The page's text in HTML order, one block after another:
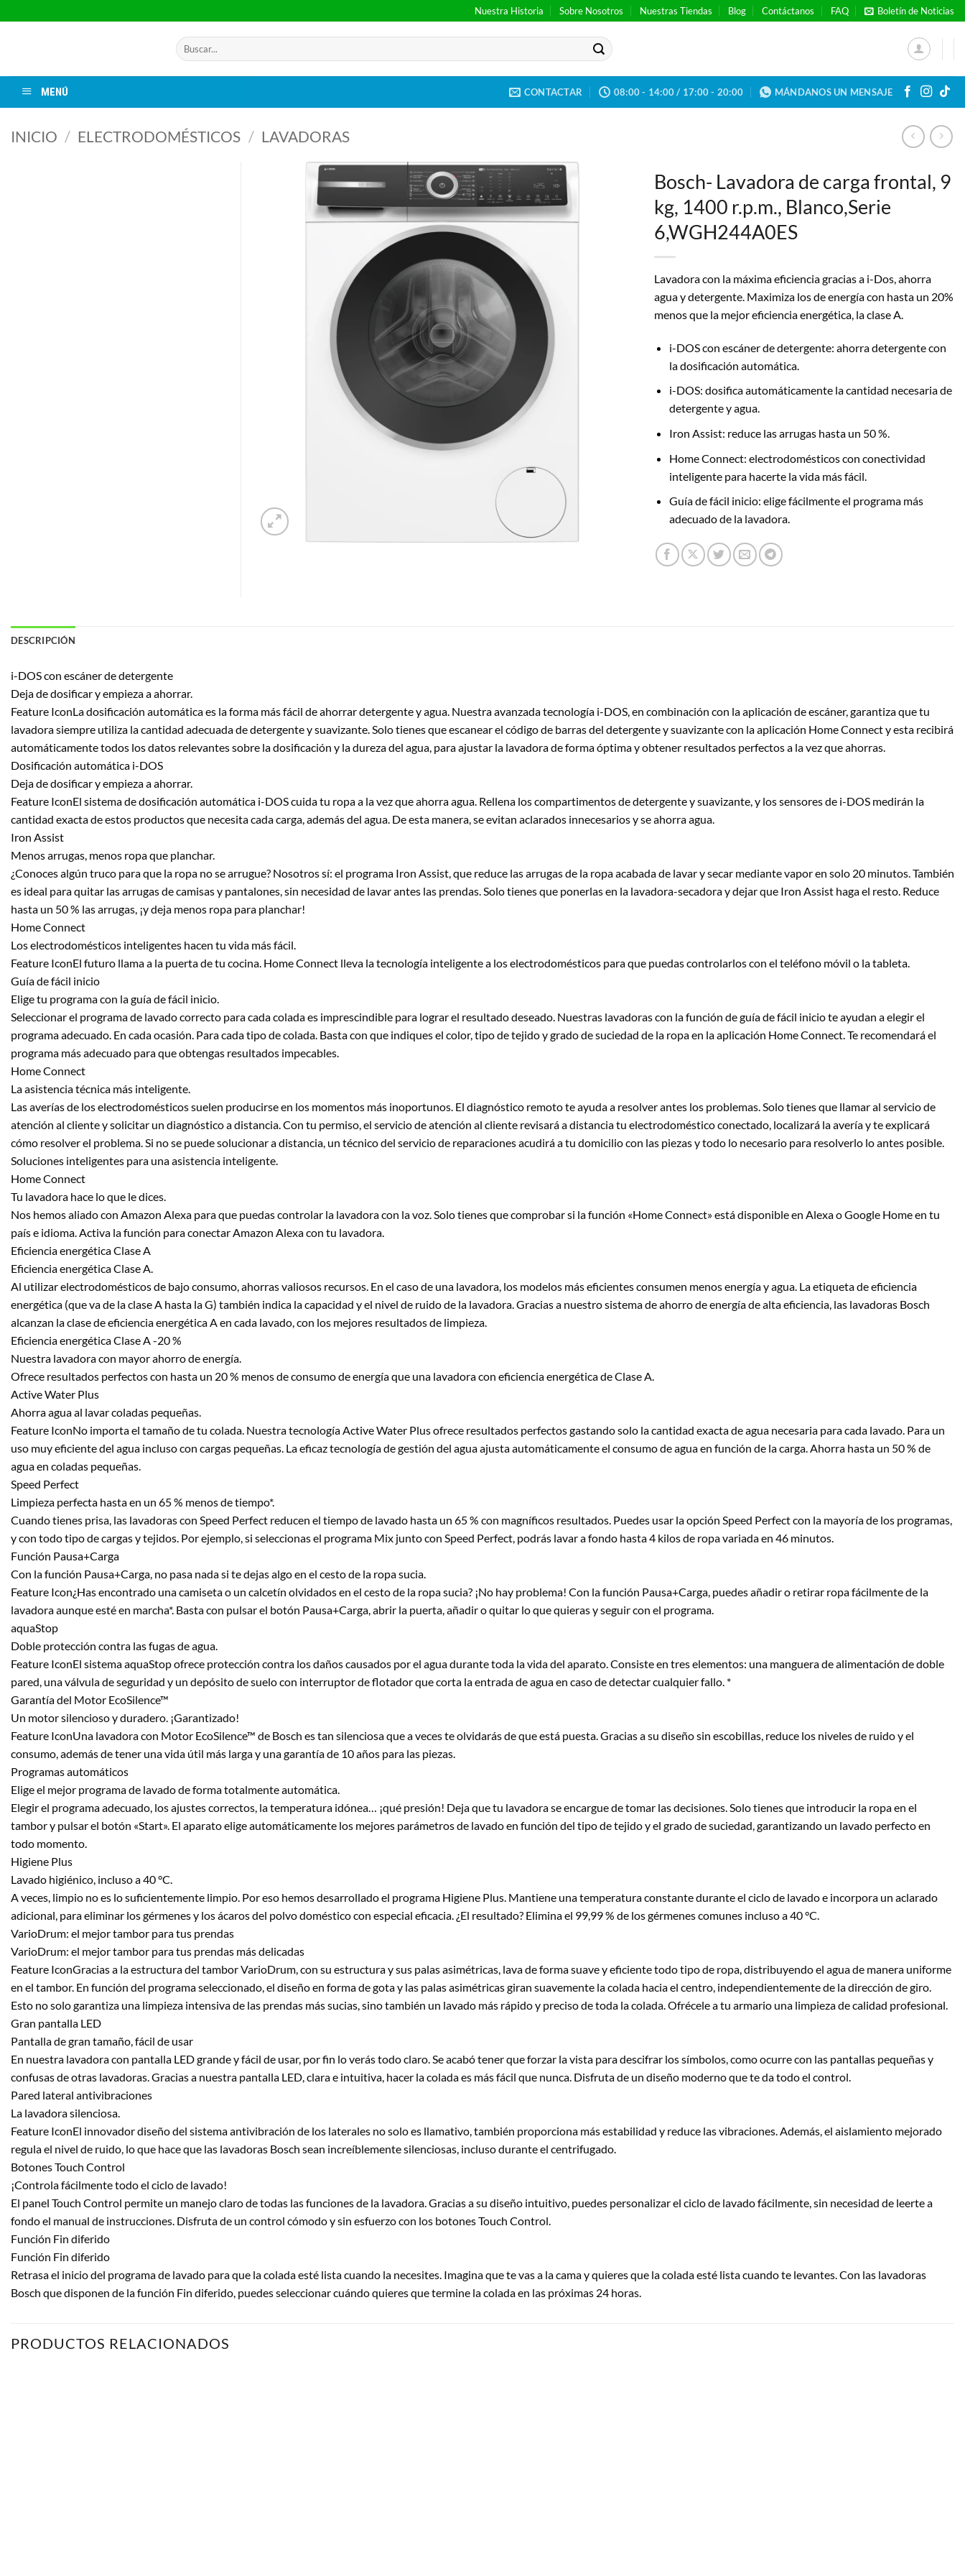
al
Nuestra Historia Sobre Nosotros Nuestras Tiendas Blog Contáctanos FAQ Boletín de Noticias
Buscar
por:
MENÚ CONTACTAR 08:00 - 14:00 / 17:00 - 20:00 MÁNDANOS UN MENSAJE
INICIO / ELECTRODOMÉSTICOS / LAVADORAS
Bosch- Lavadora de carga frontal, 9
kg, 1400 r.p.m., Blanco,Serie
6,WGH244A0ES
Lavadora con la máxima eficiencia gracias a i-Dos, ahorra
agua y detergente. Maximiza los de energía con hasta un 20%
menos que la mejor eficiencia energética, la clase A.
i-DOS con escáner de detergente: ahorra detergente con
la dosificación automática.
i-DOS: dosifica automáticamente la cantidad necesaria de
detergente y agua.
Iron Assist: reduce las arrugas hasta un 50 %.
Home Connect: electrodomésticos con conectividad
inteligente para hacerte la vida más fácil.
Guía de fácil inicio: elige fácilmente el programa más
adecuado de la lavadora.
DESCRIPCIÓN
i-DOS con escáner de detergente
Deja de dosificar y empieza a ahorrar.
Feature IconLa dosificación automática es la forma más fácil de ahorrar detergente y agua. Nuestra avanzada tecnología i-DOS, en combinación con la aplicación de escáner, garantiza que tu
lavadora siempre utiliza la cantidad adecuada de detergente y suavizante. Solo tienes que escanear el código de barras del detergente y suavizante con la aplicación Home Connect y esta recibirá
automáticamente todos los datos relevantes sobre la dosificación y la dureza del agua, para ajustar la lavadora de forma óptima y obtener resultados perfectos a la vez que ahorras.
Dosificación automática i-DOS
Deja de dosificar y empieza a ahorrar.
Feature IconEl sistema de dosificación automática i-DOS cuida tu ropa a la vez que ahorra agua. Rellena los compartimentos de detergente y suavizante, y los sensores de i-DOS medirán la
cantidad exacta de estos productos que necesita cada carga, además del agua. De esta manera, se evitan aclarados innecesarios y se ahorra agua.
Iron Assist
Menos arrugas, menos ropa que planchar.
¿Conoces algún truco para que la ropa no se arrugue? Nosotros sí: el programa Iron Assist, que reduce las arrugas de la ropa acabada de lavar y secar mediante vapor en solo 20 minutos. También
es ideal para quitar las arrugas de camisas y pantalones, sin necesidad de lavar antes las prendas. Solo tienes que ponerlas en la lavadora-secadora y dejar que Iron Assist haga el resto. Reduce
hasta un 50 % las arrugas, ¡y deja menos ropa para planchar!
Home Connect
Los electrodomésticos inteligentes hacen tu vida más fácil.
Feature IconEl futuro llama a la puerta de tu cocina. Home Connect lleva la tecnología inteligente a los electrodomésticos para que puedas controlarlos con el teléfono móvil o la tableta.
Guía de fácil inicio
Elige tu programa con la guía de fácil inicio.
Seleccionar el programa de lavado correcto para cada colada es imprescindible para lograr el resultado deseado. Nuestras lavadoras con la función de guía de fácil inicio te ayudan a elegir el
programa adecuado. En cada ocasión. Para cada tipo de colada. Basta con que indiques el color, tipo de tejido y grado de suciedad de la ropa en la aplicación Home Connect. Te recomendará el
programa más adecuado para que obtengas resultados impecables.
Home Connect
La asistencia técnica más inteligente.
Las averías de los electrodomésticos suelen producirse en los momentos más inoportunos. El diagnóstico remoto te ayuda a resolver antes los problemas. Solo tienes que llamar al servicio de
atención al cliente y solicitar un diagnóstico a distancia. Con tu permiso, el servicio de atención al cliente revisará a distancia tu electrodoméstico conectado, localizará la avería y te explicará
cómo resolver el problema. Si no se puede solucionar a distancia, un técnico del servicio de reparaciones acudirá a tu domicilio con las piezas y todo lo necesario para resolverlo lo antes posible.
Soluciones inteligentes para una asistencia inteligente.
Home Connect
Tu lavadora hace lo que le dices.
Nos hemos aliado con Amazon Alexa para que puedas controlar la lavadora con la voz. Solo tienes que comprobar si la función «Home Connect» está disponible en Alexa o Google Home en tu
país e idioma. Activa la función para conectar Amazon Alexa con tu lavadora.
Eficiencia energética Clase A
Eficiencia energética Clase A.
Al utilizar electrodomésticos de bajo consumo, ahorras valiosos recursos. En el caso de una lavadora, los modelos más eficientes consumen menos energía y agua. La etiqueta de eficiencia
energética (que va de la clase A hasta la G) también indica la capacidad y el nivel de ruido de la lavadora. Gracias a nuestro sistema de ahorro de energía de alta eficiencia, las lavadoras Bosch
alcanzan la clase de eficiencia energética A en cada lavado, con los mejores resultados de limpieza.
Eficiencia energética Clase A -20 %
Nuestra lavadora con mayor ahorro de energía.
Ofrece resultados perfectos con hasta un 20 % menos de consumo de energía que una lavadora con eficiencia energética de Clase A.
Active Water Plus
Ahorra agua al lavar coladas pequeñas.
Feature IconNo importa el tamaño de tu colada. Nuestra tecnología Active Water Plus ofrece resultados perfectos gastando solo la cantidad exacta de agua necesaria para cada lavado. Para un
uso muy eficiente del agua incluso con cargas pequeñas. La eficaz tecnología de gestión del agua ajusta automáticamente el consumo de agua en función de la carga. Ahorra hasta un 50 % de
agua en coladas pequeñas.
Speed Perfect
Limpieza perfecta hasta en un 65 % menos de tiempo*.
Cuando tienes prisa, las lavadoras con Speed Perfect reducen el tiempo de lavado hasta un 65 % con magníficos resultados. Puedes usar la opción Speed Perfect con la mayoría de los programas,
y con todo tipo de cargas y tejidos. Por ejemplo, si seleccionas el programa Mix junto con Speed Perfect, podrás lavar a fondo hasta 4 kilos de ropa variada en 46 minutos.
Función Pausa+Carga
Con la función Pausa+Carga, no pasa nada si te dejas algo en el cesto de la ropa sucia.
Feature Icon¿Has encontrado una camiseta o un calcetín olvidados en el cesto de la ropa sucia? ¡No hay problema! Con la función Pausa+Carga, puedes añadir o retirar ropa fácilmente de la
lavadora aunque esté en marcha*. Basta con pulsar el botón Pausa+Carga, abrir la puerta, añadir o quitar lo que quieras y seguir con el programa.
aquaStop
Doble protección contra las fugas de agua.
Feature IconEl sistema aquaStop ofrece protección contra los daños causados por el agua durante toda la vida del aparato. Consiste en tres elementos: una manguera de alimentación de doble
pared, una válvula de seguridad y un depósito de suelo con interruptor de flotador que corta la entrada de agua en caso de detectar cualquier fallo. *
Garantía del Motor EcoSilence™
Un motor silencioso y duradero. ¡Garantizado!
Feature IconUna lavadora con Motor EcoSilence™ de Bosch es tan silenciosa que a veces te olvidarás de que está puesta. Gracias a su diseño sin escobillas, reduce los niveles de ruido y el
consumo, además de tener una vida útil más larga y una garantía de 10 años para las piezas.
Programas automáticos
Elige el mejor programa de lavado de forma totalmente automática.
Elegir el programa adecuado, los ajustes correctos, la temperatura idónea… ¡qué presión! Deja que tu lavadora se encargue de tomar las decisiones. Solo tienes que introducir la ropa en el
tambor y pulsar el botón «Start». El aparato elige automáticamente los mejores parámetros de lavado en función del tipo de tejido y el grado de suciedad, garantizando un lavado perfecto en
todo momento.
Higiene Plus
Lavado higiénico, incluso a 40 °C.
A veces, limpio no es lo suficientemente limpio. Por eso hemos desarrollado el programa Higiene Plus. Mantiene una temperatura constante durante el ciclo de lavado e incorpora un aclarado
adicional, para eliminar los gérmenes y los ácaros del polvo doméstico con especial eficacia. ¿El resultado? Elimina el 99,99 % de los gérmenes comunes incluso a 40 °C.
VarioDrum: el mejor tambor para tus prendas
VarioDrum: el mejor tambor para tus prendas más delicadas
Feature IconGracias a la estructura del tambor VarioDrum, con su estructura y sus palas asimétricas, lava de forma suave y eficiente todo tipo de ropa, distribuyendo el agua de manera uniforme
en el tambor. En función del programa seleccionado, el diseño en forma de gota y las palas asimétricas giran suavemente la colada hacia el centro, independientemente de la dirección de giro.
Esto no solo garantiza una limpieza intensiva de las prendas más sucias, sino también un lavado más rápido y preciso de toda la colada. Ofrécele a tu armario una limpieza de calidad profesional.
Gran pantalla LED
Pantalla de gran tamaño, fácil de usar
En nuestra lavadora con pantalla LED grande y fácil de usar, por fin lo verás todo claro. Se acabó tener que forzar la vista para descifrar los símbolos, como ocurre con las pantallas pequeñas y
confusas de otras lavadoras. Gracias a nuestra pantalla LED, clara e intuitiva, hacer la colada es más fácil que nunca. Disfruta de un diseño moderno que te da todo el control.
Pared lateral antivibraciones
La lavadora silenciosa.
Feature IconEl innovador diseño del sistema antivibración de los laterales no solo es llamativo, también proporciona más estabilidad y reduce las vibraciones. Además, el aislamiento mejorado
regula el nivel de ruido, lo que hace que las lavadoras Bosch sean increíblemente silenciosas, incluso durante el centrifugado.
Botones Touch Control
¡Controla fácilmente todo el ciclo de lavado!
El panel Touch Control permite un manejo claro de todas las funciones de la lavadora. Gracias a su diseño intuitivo, puedes personalizar el ciclo de lavado fácilmente, sin necesidad de leerte a
fondo el manual de instrucciones. Disfruta de un control cómodo y sin esfuerzo con los botones Touch Control.
Función Fin diferido
Función Fin diferido
Retrasa el inicio del programa de lavado para que la colada esté lista cuando la necesites. Imagina que te vas a la cama y quieres que la colada esté lista cuando te levantes. Con las lavadoras
Bosch que disponen de la función Fin diferido, puedes seleccionar cuándo quieres que termine la colada en las próximas 24 horas.
PRODUCTOS RELACIONADOS